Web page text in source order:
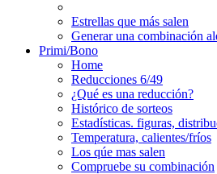
Estrellas que más salen
Generar una combinación
Primi/Bono
Home
Reducciones 6/49
¿Qué es una reducción?
Histórico de sorteos
Estadísticas. figuras,
Temperatura, calientes/fríos
Los qúe mas salen
Compruebe su combinación